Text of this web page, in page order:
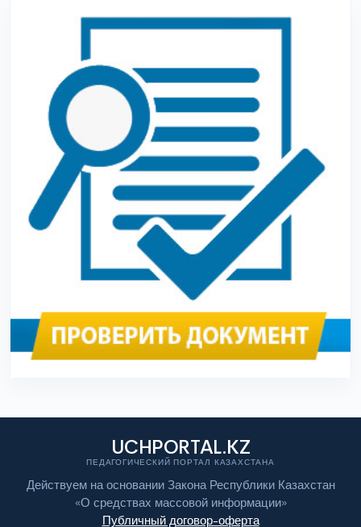
UCHPORTAL.KZ
ПЕДАГОГИЧЕСКИЙ ПОРТАЛ КАЗАХСТАНА
Действуем на основании Закона Республики Казахстан
«О средствах массовой информации»
Публичный договор-оферта